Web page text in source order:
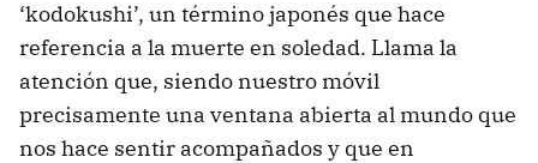
‘kodokushi’, un término japonés que hace
referencia a la muerte en soledad. Llama la
atención que, siendo nuestro móvil
precisamente una ventana abierta al mundo que
nos hace sentir acompañados y que en